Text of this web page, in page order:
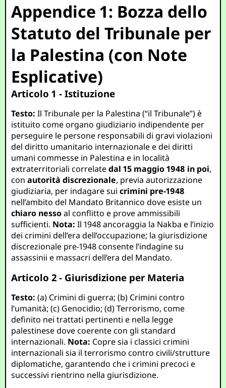
Appendice 1: Bozza dello
Statuto del Tribunale per
la Palestina (con Note
Esplicative)
Articolo 1 - Istituzione
Testo: Il Tribunale per la Palestina (“il Tribunale”) è
istituito come organo giudiziario indipendente per
perseguire le persone responsabili di gravi violazioni
del diritto umanitario internazionale e dei diritti
umani commesse in Palestina e in località
extraterritoriali correlatedal 15 maggio 1948 in poi,
conautorità discrezionale, previa autorizzazione
giudiziaria, per indagare suicrimini pre-1948
nell’ambito del Mandato Britannico dove esiste un
chiaro nessoal conflitto e prove ammissibili
sufficienti. Nota: Il 1948 ancoraggia la Nakba e l’inizio
dei crimini dell’era dell’occupazione; la giurisdizione
discrezionale pre-1948 consente l’indagine su
assassinii e massacri dell’era del Mandato.
Articolo 2 - Giurisdizione per Materia
Testo: (a) Crimini di guerra; (b) Crimini contro
l’umanità; (c) Genocidio; (d) Terrorismo, come
definito nei trattati pertinenti e nella legge
palestinese dove coerente con gli standard
internazionali. Nota: Copre sia i classici crimini
internazionali sia il terrorismo contro civili/strutture
diplomatiche, garantendo che i crimini precoci e
successivi rientrino nella giurisdizione.